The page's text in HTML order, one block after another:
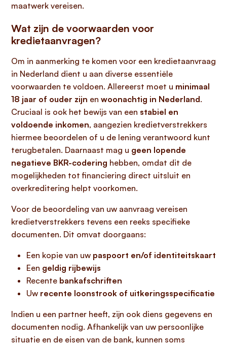
maatwerk vereisen.
Wat zijn de voorwaarden voor
kredietaanvragen?
Om in aanmerking te komen voor een kredietaanvraag
in Nederland dient u aan diverse essentiële
voorwaarden te voldoen. Allereerst moet u minimaal
18 jaar of ouder zijn en woonachtig in Nederland.
Cruciaal is ook het bewijs van een stabiel en
voldoende inkomen, aangezien kredietverstrekkers
hiermee beoordelen of u de lening verantwoord kunt
terugbetalen. Daarnaast mag u geen lopende
negatieve BKR-codering hebben, omdat dit de
mogelijkheden tot financiering direct uitsluit en
overkreditering helpt voorkomen.
Voor de beoordeling van uw aanvraag vereisen
kredietverstrekkers tevens een reeks specifieke
documenten. Dit omvat doorgaans:
Een kopie van uw paspoort en/of identiteitskaart
Een geldig rijbewijs
Recente bankafschriften
Uw recente loonstrook of uitkeringsspecificatie
Indien u een partner heeft, zijn ook diens gegevens en
documenten nodig. Afhankelijk van uw persoonlijke
situatie en de eisen van de bank, kunnen soms